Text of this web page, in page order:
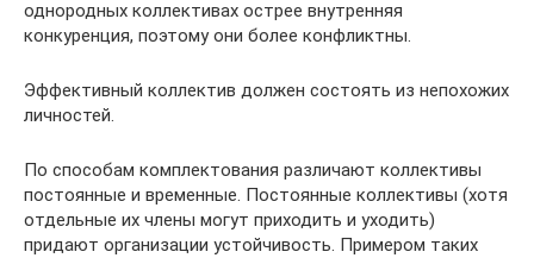
однородных коллективах острее внутренняя
конкуренция, поэтому они более конфликтны.
Эффективный коллектив должен состоять из непохожих
личностей.
По способам комплектования различают коллективы
постоянные и временные. Постоянные коллективы (хотя
отдельные их члены могут приходить и уходить)
придают организации устойчивость. Примером таких